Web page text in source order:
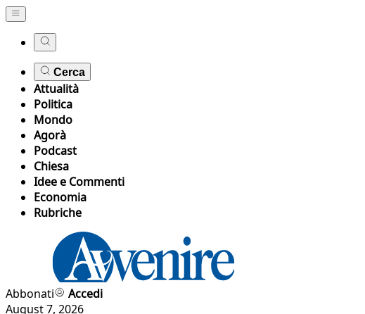
Cerca
Attualità
Politica
Mondo
Agorà
Podcast
Chiesa
Idee e Commenti
Economia
Rubriche
Abbonati
Accedi
August 7, 2026